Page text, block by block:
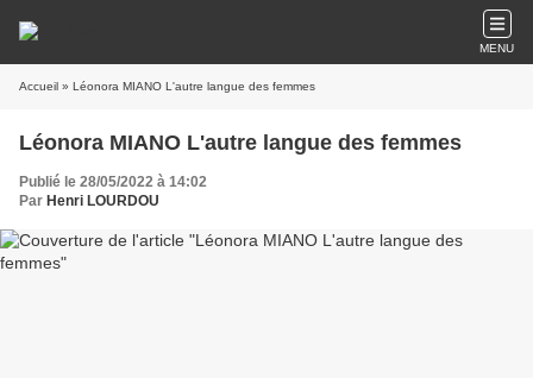
MENU
Accueil » Léonora MIANO L'autre langue des femmes
Léonora MIANO L'autre langue des femmes
Publié le 28/05/2022 à 14:02
Par Henri LOURDOU